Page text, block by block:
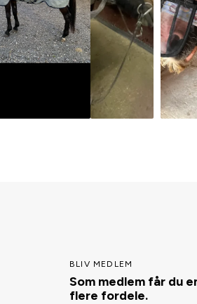
BLIV MEDLEM
Som medlem får du
flere fordele.